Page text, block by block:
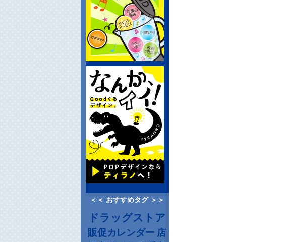
＜＜ おすすめタグ ＞＞
ドラッグストア
販促カレンダー 店